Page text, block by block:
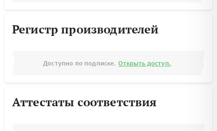
Регистр производителей
Доступно по подписке. Открыть доступ.
Аттестаты соответствия